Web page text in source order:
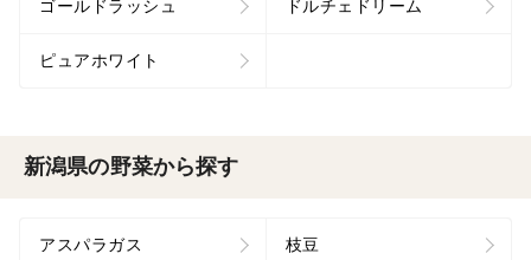
ゴールドラッシュ ドルチェドリーム
ピュアホワイト
新潟県の野菜から探す
アスパラガス 枝豆